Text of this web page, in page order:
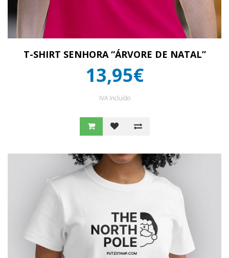
T-SHIRT SENHORA “ÁRVORE DE NATAL”
13,95€
IVA Incluído